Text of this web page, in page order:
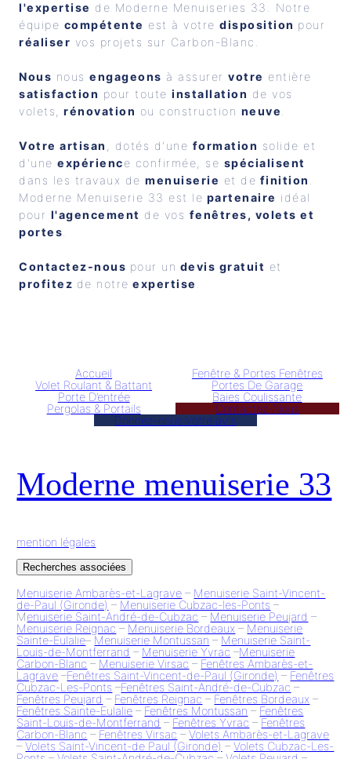
l'expertise de Moderne Menuiseries 33. Notre
équipe compétente est à votre disposition
réaliser vos projets sur Carbon-Blanc.
Nous nous engageons à assurer votre
satisfaction pour toute installation de vos
volets, rénovation ou construction neuve
Votre artisan , dotés d'une formation solide et
d'une expérience confirmée, se spécialisent
dans les travaux de menuiserie et de finition
Moderne Menuiserie 33 est le partenaire idéal
pour l'agencement de vos fenêtres, volets et
portes
Contactez-nous pour un devis gratuit et
profitez de notre expertise
Accueil
Fenêtre & Portes Fenêtres
Volet Roulant & Battant
Portes De Garage
Porte D’entrée
Baies Coulissante
Pergolas & Portails
Contactez-Nous
Donnez–nous votre avis
Moderne menuiserie 33
mention légales
Recherches associées
Menuiserie Ambarès-et-Lagrave – Menuiserie Saint-Vincent-
de-Paul (Gironde) – Menuiserie Cubzac-les-Ponts –
Menuiserie Saint-André-de-Cubzac – Menuiserie Peujard –
Menuiserie Reignac – Menuiserie Bordeaux – Menuiserie
Sainte-Eulalie– Menuiserie Montussan – Menuiserie Saint-
Louis-de-Montferrand – Menuiserie Yvrac –Menuiserie
Carbon-Blanc – Menuiserie Virsac – Fenêtres Ambarès-et-
Lagrave –Fenêtres Saint-Vincent-de-Paul (Gironde) – Fenêtres
Cubzac-Les-Ponts –Fenêtres Saint-André-de-Cubzac –
Fenêtres Peujard – Fenêtres Reignac – Fenêtres Bordeaux –
Fenêtres Sainte-Eulalie – Fenêtres Montussan – Fenêtres
Saint-Louis-de-Montferrand – Fenêtres Yvrac – Fenêtres
Carbon-Blanc – Fenêtres Virsac –Volets Ambarès-et-Lagrave
–Volets Saint-Vincent-de Paul (Gironde) –Volets Cubzac-Les-